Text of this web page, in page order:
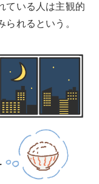
ている人は主観的
られるという。